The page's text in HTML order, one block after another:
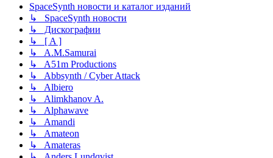
SpaceSynth новости и каталог изданий
↳ SpaceSynth новости
↳ Дискографии
↳ [ A ]
↳ A.M.Samurai
↳ A51m Productions
↳ Abbsynth / Cyber Attack
↳ Albiero
↳ Alimkhanov A.
↳ Alphawave
↳ Amandi
↳ Amateon
↳ Amateras